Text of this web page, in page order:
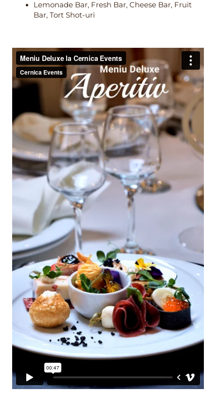
Lemonade Bar, Fresh Bar, Cheese Bar, Fruit
Bar, Tort Shot-uri